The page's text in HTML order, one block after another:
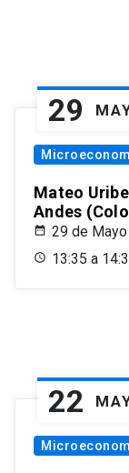
29
Mateo
Andes
29 de
13:35 a
22